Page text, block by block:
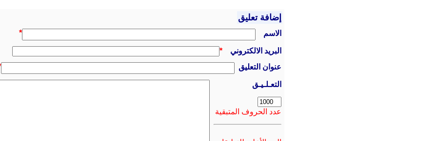
إضافة تعليق
الاسم *
البريد الالكتروني
*
عنوان التعليق
التعـلـيـق
عدد الحروف المتبقية